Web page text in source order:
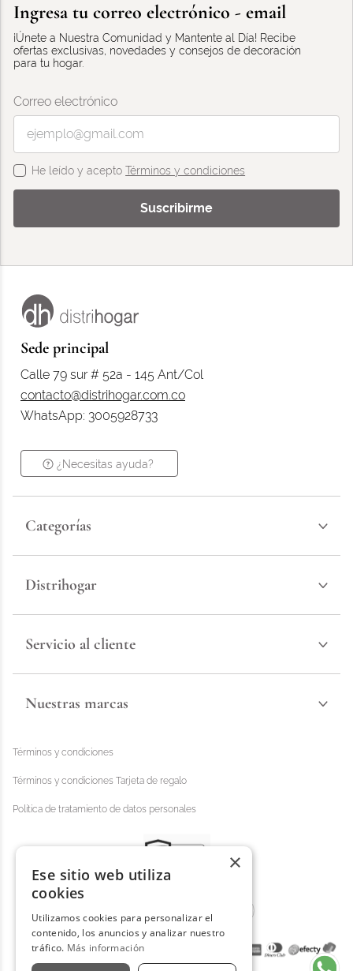
Ingresa tu correo electrónico - email
¡Únete a Nuestra Comunidad y Mantente al Día! Recibe
ofertas exclusivas, novedades y consejos de decoración
para tu hogar.
Correo electrónico
He leído y aceptoTérminos y condiciones
Suscribirme
Sede principal
Calle 79 sur # 52a - 145 Ant/Col
contacto@distrihogar.com.co
WhatsApp: 3005928733
¿Necesitas ayuda?
Categorías
Distrihogar
Servicio al cliente
Nuestras marcas
Términos y condiciones
Términos y condiciones Tarjeta de regalo
Política de tratamiento de datos personales
×
Ese sitio web utiliza
cookies
Utilizamos cookies para personalizar el
contenido, los anuncios y analizar nuestro
tráfico. Más información